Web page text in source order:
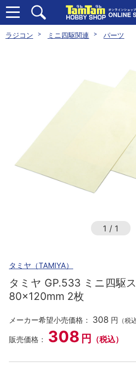
ラジコン ミニ四駆関連 パーツ
1 / 1
タミヤ（TAMIYA）
タミヤ GP.533 ミニ四駆
80×120mm 2枚
メーカー希望小売価格： 308 円 （税
販売価格： 308 円 （税込）